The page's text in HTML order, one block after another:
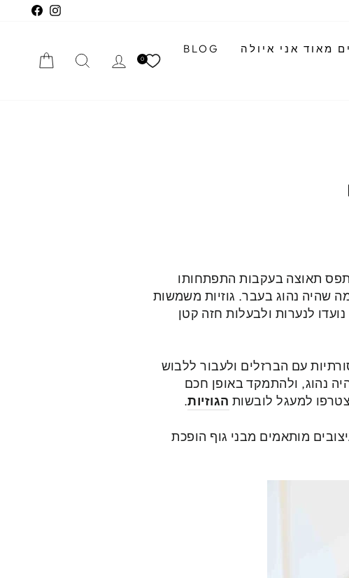
Instagram
מאוד אני איולה
BLOG
0 התחבריחיפוש
תאוצה בעקבות התפתחותו
שהיה נהוג בעבר. גוזיות משמשות
שגוזיות נועדו לנערות ולבעלות חזה קטן
עם הברזלים ולעבור ללבוש
נהוג, ולהתמקד באופן חכם
למעגל לובשות הגוזיות.
מותאמים מבני גוף הופכת